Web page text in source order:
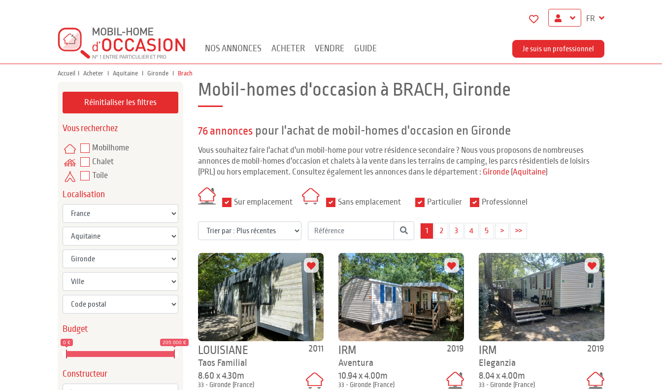
FR
NOS ANNONCES ACHETER VENDRE GUIDE Je suis un professionnel
Accueil Acheter Aquitaine Gironde Brach
Réinitialiser les filtres
Vous recherchez
Mobilhome
Chalet
Toile
Localisation
Budget
0 € 205 000 €
Constructeur
Mobil-homes d'occasion à BRACH, Gironde
76 annonces pour l'achat de mobil-homes d'occasion en Gironde
Vous souhaitez faire l'achat d'un mobil-home pour votre résidence secondaire ? Nous vous proposons de nombreuses
annonces de mobil-homes d'occasion et chalets à la vente dans les terrains de camping, les parcs résidentiels de loisirs
(PRL) ou hors emplacement. Consultez également les annonces dans le département : Gironde (Aquitaine)
Sur emplacement Sans emplacement Particulier Professionnel
1 2 3 4 5 > >>
2011
LOUISIANE
Taos Familial
8.60 x 4.30m
33 - Gironde (France)
2019
IRM
Aventura
10.94 x 4.00m
33 - Gironde (France)
2019
IRM
Eleganzia
8.04 x 4.00m
33 - Gironde (France)